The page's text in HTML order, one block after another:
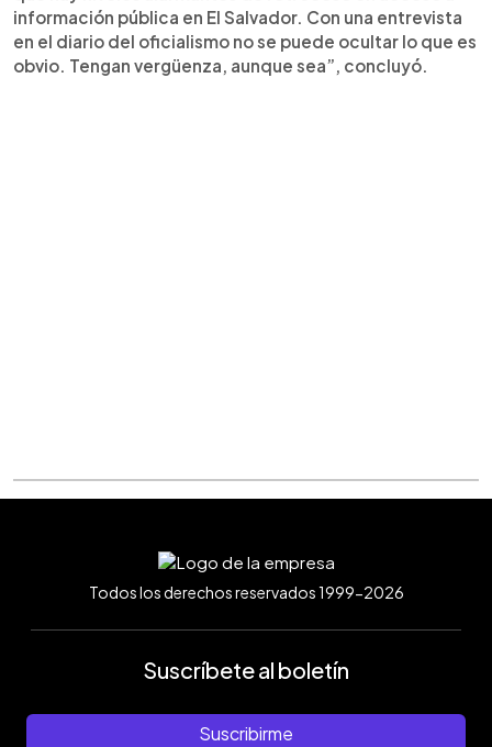
información pública en El Salvador. Con una entrevista
en el diario del oficialismo no se puede ocultar lo que es
obvio. Tengan vergüenza, aunque sea”, concluyó.
Todos los derechos reservados 1999-2026
Suscríbete al boletín
Suscribirme